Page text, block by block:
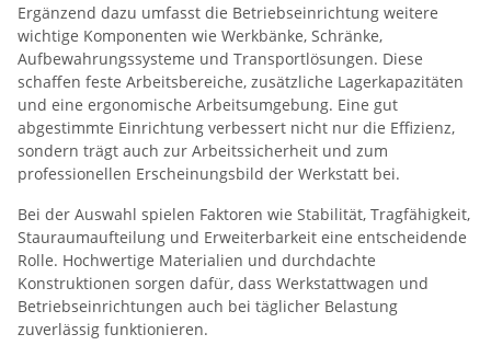
Ergänzend dazu umfasst die Betriebseinrichtung weitere
wichtige Komponenten wie Werkbänke, Schränke,
Aufbewahrungssysteme und Transportlösungen. Diese
schaffen feste Arbeitsbereiche, zusätzliche Lagerkapazitäten
und eine ergonomische Arbeitsumgebung. Eine gut
abgestimmte Einrichtung verbessert nicht nur die Effizienz,
sondern trägt auch zur Arbeitssicherheit und zum
professionellen Erscheinungsbild der Werkstatt bei.
Bei der Auswahl spielen Faktoren wie Stabilität, Tragfähigkeit,
Stauraumaufteilung und Erweiterbarkeit eine entscheidende
Rolle. Hochwertige Materialien und durchdachte
Konstruktionen sorgen dafür, dass Werkstattwagen und
Betriebseinrichtungen auch bei täglicher Belastung
zuverlässig funktionieren.